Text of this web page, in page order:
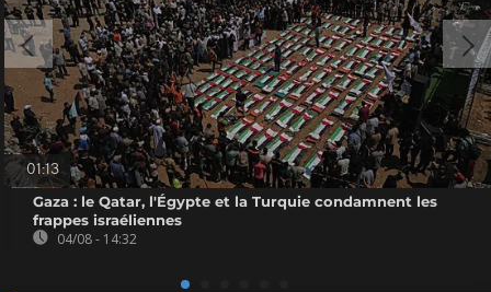
01:13
Gaza : le Qatar, l'Égypte et la Turquie condamnent les
frappes israéliennes
04/08 - 14:32